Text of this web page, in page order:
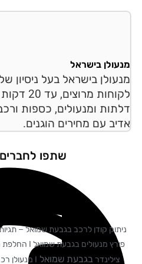
בישראל
לקוחות מרוצים,
ומנעולים, כספות ורכבים,
עם מחירים הוגנים.
שתפו לחברים
צילינדרבגבעת שמואל